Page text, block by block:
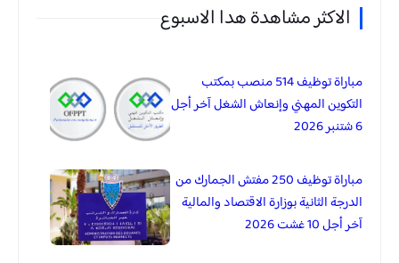
الاكثر مشاهدة هدا الاسبوع
مباراة توظيف 514 منصب بمكتب
التكوين المهني وإنعاش الشغل آخر أجل
6 شتنبر 2026
مباراة توظيف 250 مفتش الجمارك من
الدرجة الثانية بوزارة الاقتصاد والمالية
آخر أجل 10 غشت 2026